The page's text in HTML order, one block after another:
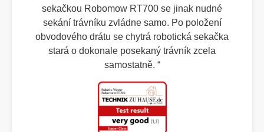
sekačkou Robomow RT700 se jinak nudné
sekání trávníku zvládne samo. Po položení
obvodového drátu se chytrá robotická sekačka
stará o dokonale posekaný trávník zcela
samostatně.